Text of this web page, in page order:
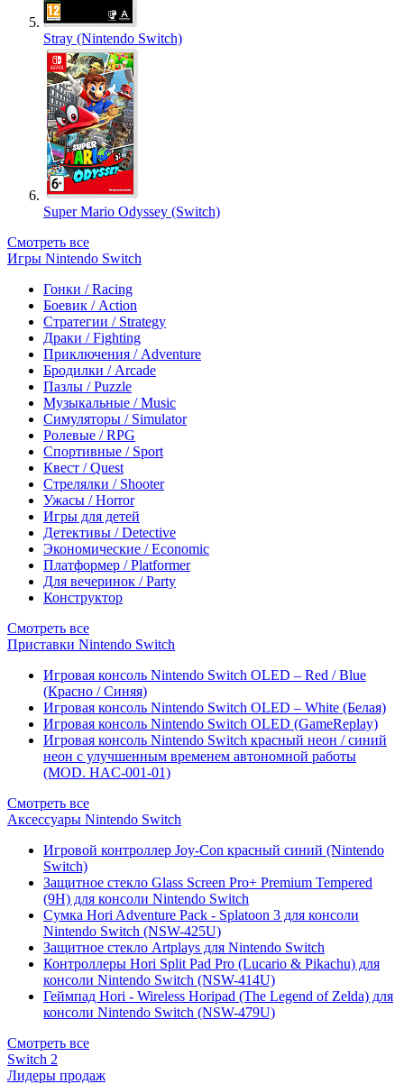
Stray (Nintendo Switch)
Super Mario Odyssey (Switch)
Смотреть все
Игры Nintendo Switch
Гонки / Racing
Боевик / Action
Стратегии / Strategy
Драки / Fighting
Приключения / Adventure
Бродилки / Arcade
Пазлы / Puzzle
Музыкальные / Music
Симуляторы / Simulator
Ролевые / RPG
Спортивные / Sport
Квест / Quest
Стрелялки / Shooter
Ужасы / Horror
Игры для детей
Детективы / Detective
Экономические / Economic
Платформер / Platformer
Для вечеринок / Party
Конструктор
Смотреть все
Приставки Nintendo Switch
Игровая консоль Nintendo Switch OLED – Red / Blue
(Красно / Синяя)
Игровая консоль Nintendo Switch OLED – White (Белая)
Игровая консоль Nintendo Switch OLED (GameReplay)
Игровая консоль Nintendo Switch красный неон / синий
неон с улучшенным временем автономной работы
(MOD. HAC-001-01)
Смотреть все
Аксессуары Nintendo Switch
Игровой контроллер Joy-Con красный синий (Nintendo
Switch)
Защитное стекло Glass Screen Pro+ Premium Tempered
(9H) для консоли Nintendo Switch
Сумка Hori Adventure Pack - Splatoon 3 для консоли
Nintendo Switch (NSW-425U)
Защитное стекло Artplays для Nintendo Switch
Контроллеры Hori Split Pad Pro (Lucario & Pikachu) для
консоли Nintendo Switch (NSW-414U)
Геймпад Hori - Wireless Horipad (The Legend of Zelda) для
консоли Nintendo Switch (NSW-479U)
Смотреть все
Switch 2
Лидеры продаж